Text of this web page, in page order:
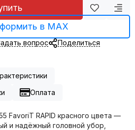
в MAX
вопрос Поделиться
Оплата
FavoriT RAPID красного цвета —
и надёжный головной убор,